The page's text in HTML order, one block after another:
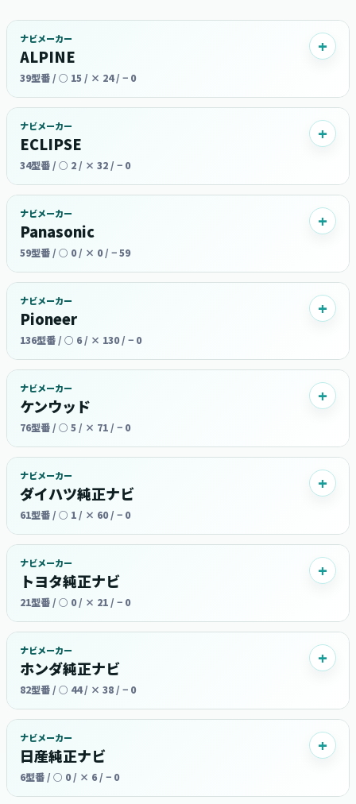
ナビメーカー
ALPINE
39型番 / ○ 15 / × 24 / − 0
ナビメーカー
ECLIPSE
34型番 / ○ 2 / × 32 / − 0
ナビメーカー
Panasonic
59型番 / ○ 0 / × 0 / − 59
ナビメーカー
Pioneer
136型番 / ○ 6 / × 130 / − 0
ナビメーカー
ケンウッド
76型番 / ○ 5 / × 71 / − 0
ナビメーカー
ダイハツ純正ナビ
61型番 / ○ 1 / × 60 / − 0
ナビメーカー
トヨタ純正ナビ
21型番 / ○ 0 / × 21 / − 0
ナビメーカー
ホンダ純正ナビ
82型番 / ○ 44 / × 38 / − 0
ナビメーカー
日産純正ナビ
6型番 / ○ 0 / × 6 / − 0